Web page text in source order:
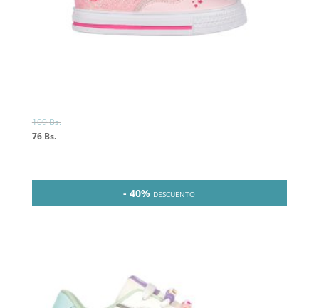
109Bs.
76 Bs.
- 40% DESCUENTO